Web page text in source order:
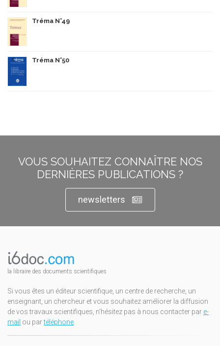
Tréma N°49
Tréma N°50
VOUS SOUHAITEZ CONNAÎTRE NOS
DERNIÈRES PUBLICATIONS ?
newsletters
la libraire des documents scientifiques
Si vous êtes un éditeur scientifique, un centre de recherche, un
enseignant, un chercheur et vous souhaitez améliorer la diffusion
de vos travaux scientifiques, n'hésitez pas à nous contacter par e-
mail ou partéléphone